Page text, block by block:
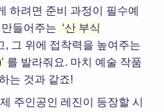
하려면 준비 과정이 필수예
들어주는 ‘산 부식
, 그 위에 접착력을 높여주는
를 발라줘요. 마치 예술 작품
는 것과 같죠!
주인공인 레진이 등장할 시